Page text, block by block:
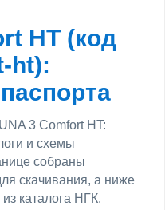
HT (код
ht):
3 Comfort HT:
и схемы
собраны
скачивания, а ниже
каталога НГК.